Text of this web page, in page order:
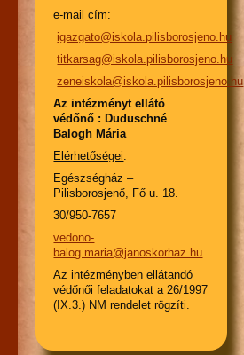
e-mail cím:
igazgato@iskola.pilisborosjeno.hu
titkarsag@iskola.pilisborosjeno.hu
zeneiskola@iskola.pilisborosjeno.hu
Az intézményt ellátó
védőnő : Duduschné
Balogh Mária
Elérhetőségei:
Egészségház –
Pilisborosjenő, Fő u. 18.
30/950-7657
vedono-
balog.maria@janoskorhaz.hu
Az intézményben ellátandó
védőnői feladatokat a 26/1997
(IX.3.) NM rendelet rögzíti.